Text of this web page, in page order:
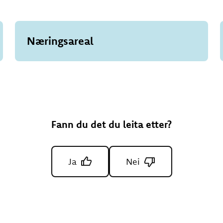
Næringsareal
Fann du det du leita etter?
Ja Nei